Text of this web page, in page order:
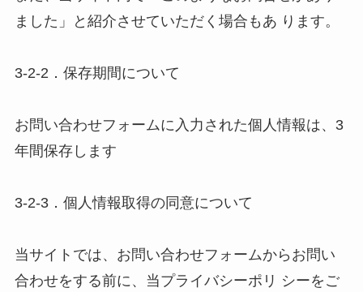
ました」と紹介させていただく場合もあ ります。
3-2-2．保存期間について
お問い合わせフォームに入力された個人情報は、3
年間保存します
3-2-3．個人情報取得の同意について
当サイトでは、お問い合わせフォームからお問い
合わせをする前に、当プライバシーポリ シーをご